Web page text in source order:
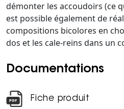
démonter les accoudoirs (ce
est possible également de
compositions bicolores en
dos et les cale-reins dans un
Documentations
Fiche produit